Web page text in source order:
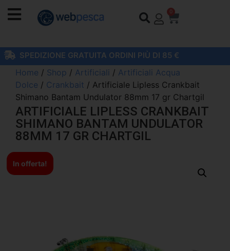
0
SPEDIZIONE GRATUITA ORDINI PIÙ DI 85 €
Home / Shop / Artificiali / Artificiali Acqua
Dolce / Crankbait / Artificiale Lipless Crankbait
Shimano Bantam Undulator 88mm 17 gr Chartgil
ARTIFICIALE LIPLESS CRANKBAIT
SHIMANO BANTAM UNDULATOR
88MM 17 GR CHARTGIL
In offerta!